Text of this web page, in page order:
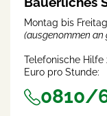
Montag bis
(ausgenommen an
Telefonische Hilfe
Euro pro Stunde:
0810/